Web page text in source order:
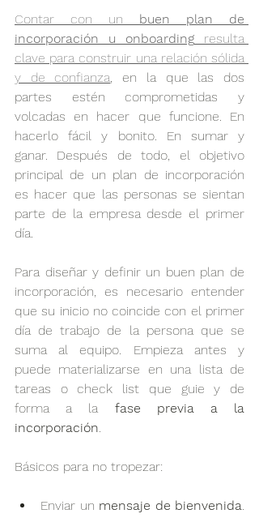
Contar con un buen plan de
incorporación u onboarding resulta
clave para construir una relación sólida
y de confianza , en la que las dos
partes estén comprometidas y
volcadas en hacer que funcione. En
hacerlo fácil y bonito. En sumar y
ganar. Después de todo, el objetivo
principal de un plan de incorporación
es hacer que las personas se sientan
parte de la empresa desde el primer
día.
Para diseñar y definir un buen plan de
incorporación, es necesario entender
que su inicio no coincide con el primer
día de trabajo de la persona que se
suma al equipo. Empieza antes y
puede materializarse en una lista de
tareas o check list que guie y de
forma a la fase previa a la
incorporación
Básicos para no tropezar:
Enviar un mensaje de bienvenida